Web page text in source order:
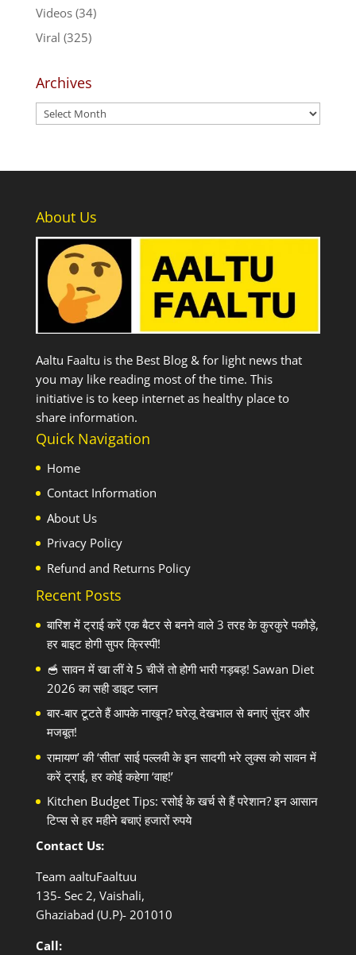
Videos(34)
Viral (325)
Archives
Archives
About Us
Aaltu Faaltu is the Best Blog & for light news that
you may like reading most of the time. This
initiative is to keep internet as healthy place to
share information.
Quick Navigation
Home
Contact Information
About Us
Privacy Policy
Refund and Returns Policy
Recent Posts
बारिश में ट्राई करें एक बैटर से बनने वाले 3 तरह के कुरकुरे पकौड़े,
हर बाइट होगी सुपर क्रिस्पी!
🥣 सावन में खा लीं ये 5 चीजें तो होगी भारी गड़बड़! Sawan Diet
2026 का सही डाइट प्लान
बार-बार टूटते हैं आपके नाखून? घरेलू देखभाल से बनाएं सुंदर और
मजबूत!
रामायण’ की ‘सीता’ साई पल्लवी के इन सादगी भरे लुक्स को सावन में
करें ट्राई, हर कोई कहेगा ‘वाह!’
Kitchen Budget Tips: रसोई के खर्च से हैं परेशान? इन आसान
टिप्स से हर महीने बचाएं हजारों रुपये
Contact Us:
Team aaltuFaaltuu
135- Sec 2, Vaishali,
Ghaziabad (U.P)- 201010
Call: